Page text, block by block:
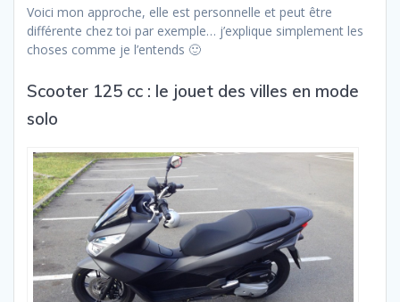
Voici mon approche, elle est personnelle et peut être
différente chez toi par exemple… j’explique simplement les
choses comme je l’entends 🙂
Scooter 125 cc : le jouet des villes en mode
solo